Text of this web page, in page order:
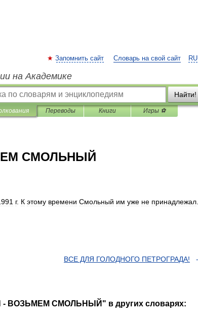
RU
Запомнить сайт Словарь на свой сайт
на Академике
Найти!
Переводы Книги Игры ⚽
СМОЛЬНЫЙ
г. К этому времени Смольный им уже не принадлежал
ВСЕ ДЛЯ ГОЛОДНОГО ПЕТРОГРАДА!
- ВОЗЬМЕМ СМОЛЬНЫЙ" в других словарях: